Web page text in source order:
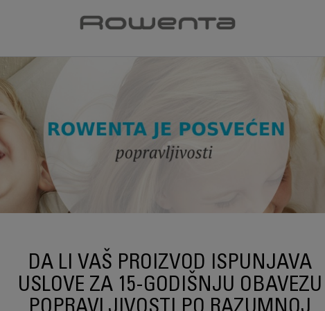
DA LI VAŠ PROIZVOD ISPUNJAVA
USLOVE ZA 15-GODIŠNJU OBAVEZU